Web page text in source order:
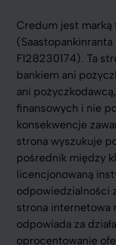
Credum jest marką
(Saastopankinranta
FI28230174). Ta
bankiem ani
ani
finansowych i nie
konsekwencje
strona wyszukuje
pośrednik między
licencjonowaną
odpowiedzialności
strona internetowa
odpowiada za
oprocentowanie